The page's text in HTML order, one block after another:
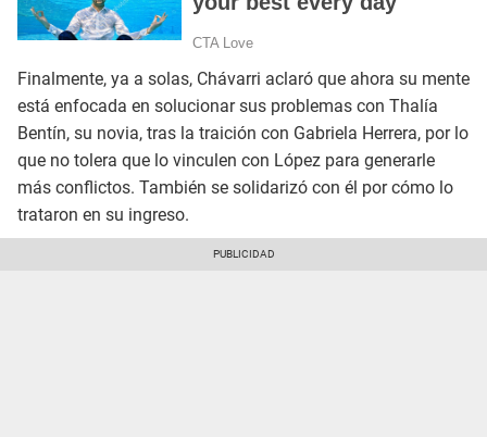
Finalmente, ya a solas, Chávarri aclaró que ahora su mente
está enfocada en solucionar sus problemas con Thalía
Bentín, su novia, tras la traición con Gabriela Herrera, por lo
que no tolera que lo vinculen con López para generarle
más conflictos. También se solidarizó con él por cómo lo
trataron en su ingreso.